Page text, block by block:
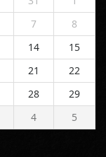
7
8
14
15
21
22
28
29
4
5